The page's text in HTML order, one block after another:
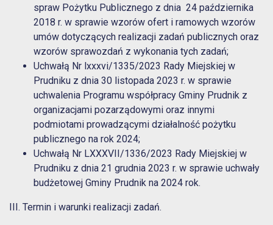
spraw Pożytku Publicznego z dnia 24 października
2018 r. w sprawie wzorów ofert i ramowych wzorów
umów dotyczących realizacji zadań publicznych oraz
wzorów sprawozdań z wykonania tych zadań;
Uchwałą Nr lxxxvi/1335/2023 Rady Miejskiej w
Prudniku z dnia 30 listopada 2023 r. w sprawie
uchwalenia Programu współpracy Gminy Prudnik z
organizacjami pozarządowymi oraz innymi
podmiotami prowadzącymi działalność pożytku
publicznego na rok 2024;
Uchwałą Nr LXXXVII/1336/2023 Rady Miejskiej w
Prudniku z dnia 21 grudnia 2023 r. w sprawie uchwały
budżetowej Gminy Prudnik na 2024 rok.
III. Termin i warunki realizacji zadań.